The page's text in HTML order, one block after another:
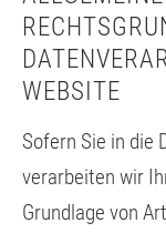
WEBSITE
Sofern Sie in die
verarbeiten wir
Grundlage von